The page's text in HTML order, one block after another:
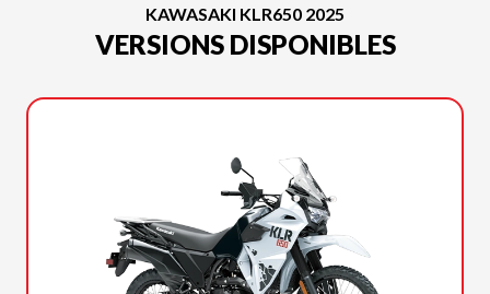
KAWASAKI KLR650 2025
VERSIONS DISPONIBLES